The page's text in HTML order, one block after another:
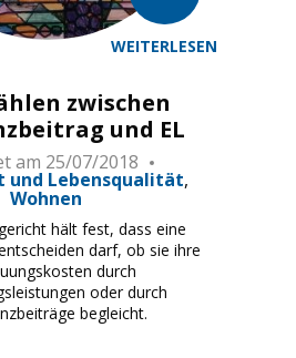
WEITERLESEN
zwischen
und EL
am 25/07/2018
und Lebensqualität
Wohnen
hält fest, dass eine
darf, ob sie ihre
durch
oder durch
begleicht.